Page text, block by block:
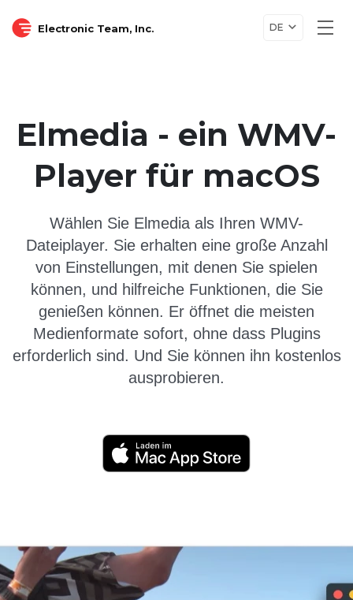
Electronic Team, Inc. DE
Elmedia - ein WMV-
Player für macOS
Wählen Sie Elmedia als Ihren WMV-
Dateiplayer. Sie erhalten eine große Anzahl
von Einstellungen, mit denen Sie spielen
können, und hilfreiche Funktionen, die Sie
genießen können. Er öffnet die meisten
Medienformate sofort, ohne dass Plugins
erforderlich sind. Und Sie können ihn kostenlos
ausprobieren.